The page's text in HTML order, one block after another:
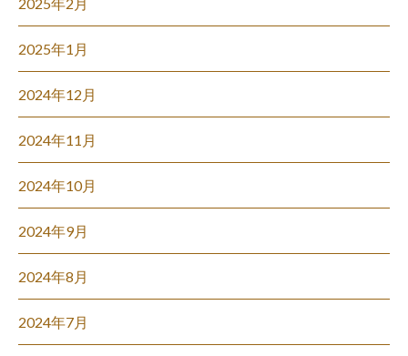
2025年1月
2024年12月
2024年11月
2024年10月
2024年9月
2024年8月
2024年7月